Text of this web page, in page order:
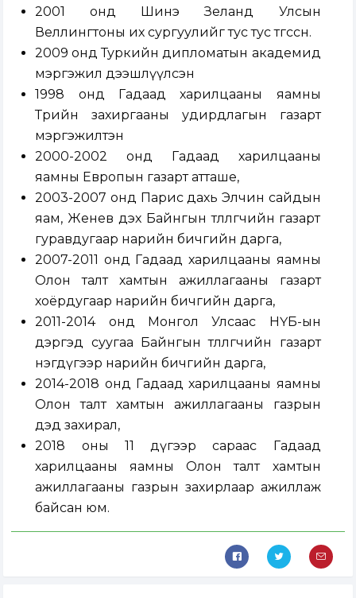
2001 онд Шинэ Зеланд Улсын
Веллингтоны их сургуулийг тус тус төгссөн.
2009 онд Туркийн дипломатын академид
мэргэжил дээшлүүлсэн
1998 онд Гадаад харилцааны яамны
Төрийн захиргааны удирдлагын газарт
мэргэжилтэн
2000-2002 онд Гадаад харилцааны
яамны Европын газарт атташе,
2003-2007 онд Парис дахь Элчин сайдын
яам, Женев дэх Байнгын төлөөлөгчийн газарт
гуравдугаар нарийн бичгийн дарга,
2007-2011 онд Гадаад харилцааны яамны
Олон талт хамтын ажиллагааны газарт
хоёрдугаар нарийн бичгийн дарга,
2011-2014 онд Монгол Улсаас НҮБ-ын
дэргэд суугаа Байнгын төлөөлөгчийн газарт
нэгдүгээр нарийн бичгийн дарга,
2014-2018 онд Гадаад харилцааны яамны
Олон талт хамтын ажиллагааны газрын
дэд захирал,
2018 оны 11 дүгээр сараас Гадаад
харилцааны яамны Олон талт хамтын
ажиллагааны газрын захирлаар ажиллаж
байсан юм.